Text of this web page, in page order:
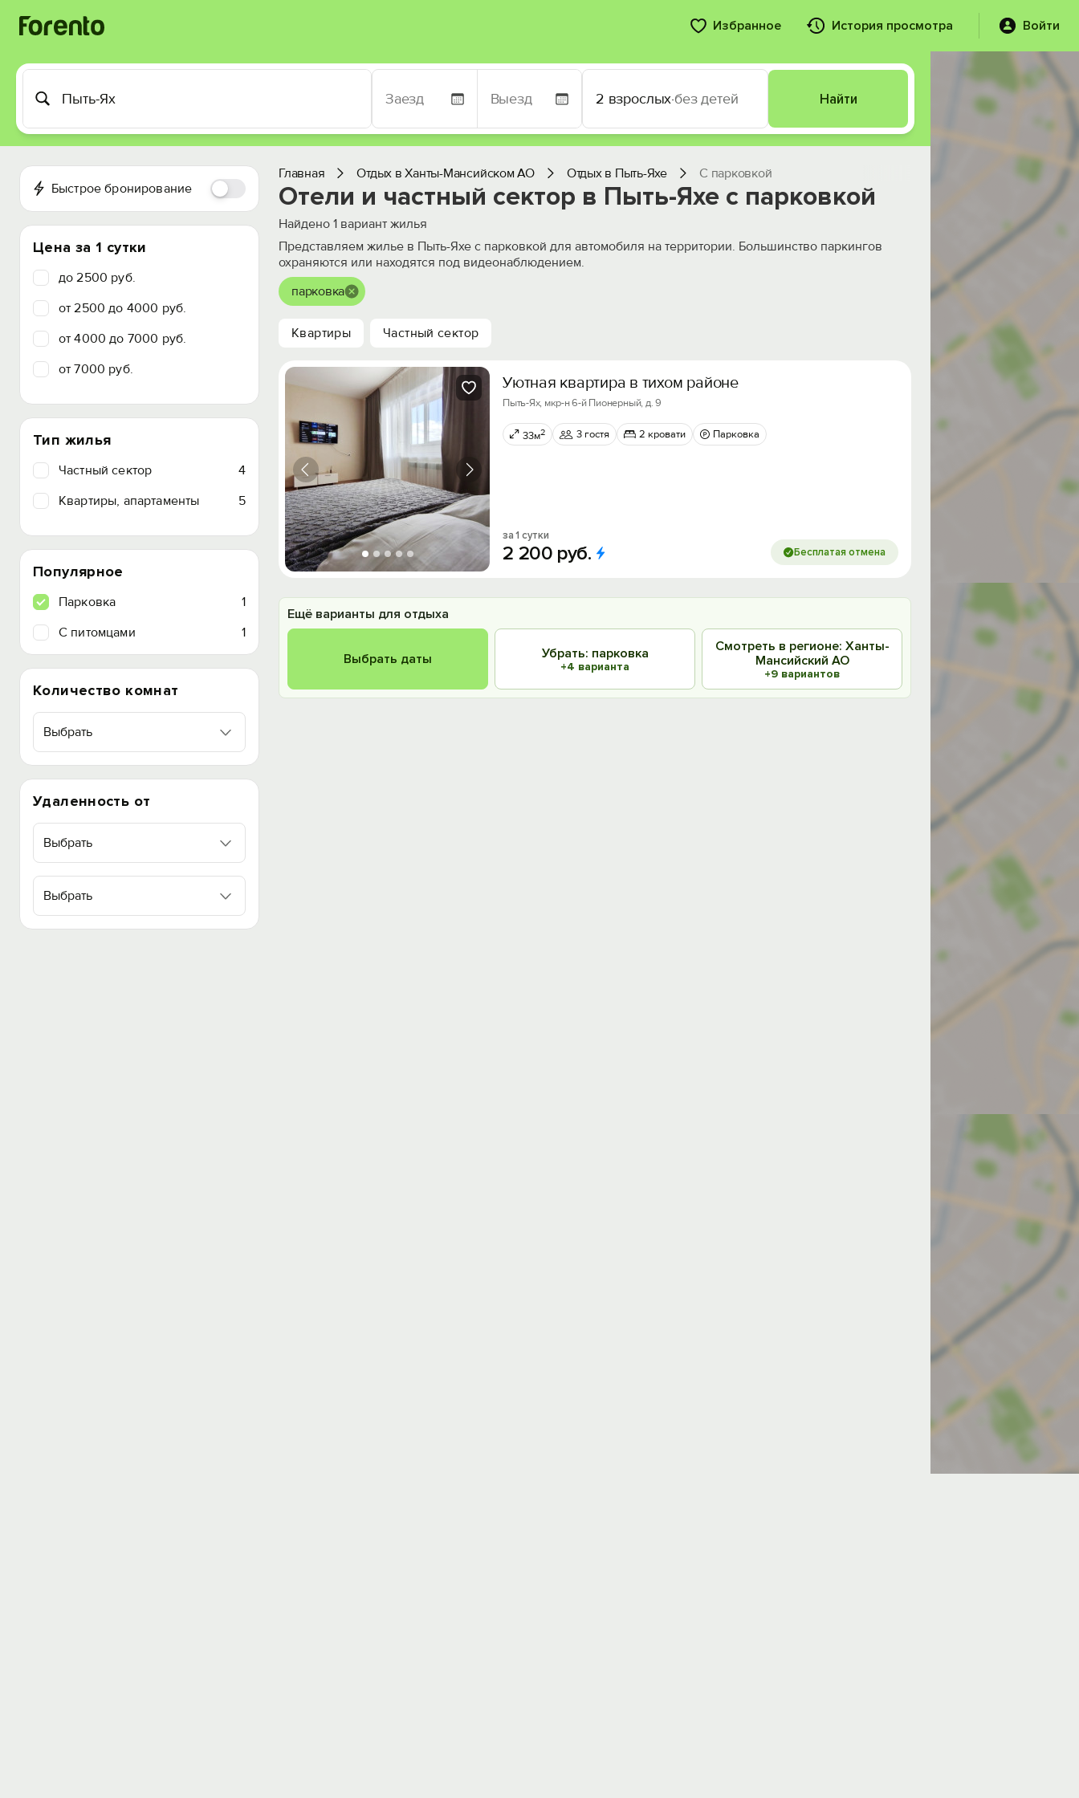
Избранное История просмотра Войти
2 взрослых·без детей Найти
Быстрое бронирование
Цена за 1 сутки
до 2500 руб.
от 2500 до 4000 руб.
от 4000 до 7000 руб.
от 7000 руб.
Тип жилья
Частный сектор
4
Квартиры, апартаменты
5
Популярное
Парковка
1
C питомцами
1
Количество комнат
Выбрать
Удаленность от
Выбрать
Выбрать
Главная Отдых в Ханты-Мансийском АО Отдых в Пыть-Яхе С парковкой
Отели и частный сектор в Пыть-Яхе с парковкой
Найдено 1 вариант жилья
Представляем жилье в Пыть-Яхе с парковкой для автомобиля на территории. Большинство паркингов
охраняются или находятся под видеонаблюдением.
парковка
Квартиры Частный сектор
Уютная квартира в тихом районе
Пыть-Ях, мкр-н 6-й Пионерный, д. 9
33м2 3 гостя 2 кровати Парковка
за 1 сутки
2 200 руб. Бесплатая отмена
Ещё варианты для отдыха
Выбрать даты Убрать: парковка
+4 варианта
Смотреть в регионе: Ханты-
Мансийский АО
+9 вариантов